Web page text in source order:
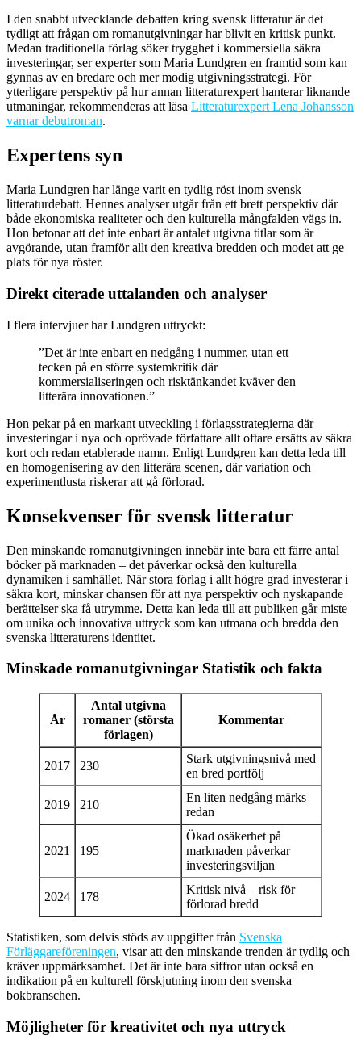
I den snabbt utvecklande debatten kring svensk litteratur är det
tydligt att frågan om romanutgivningar har blivit en kritisk punkt.
Medan traditionella förlag söker trygghet i kommersiella säkra
investeringar, ser experter som Maria Lundgren en framtid som kan
gynnas av en bredare och mer modig utgivningsstrategi. För
ytterligare perspektiv på hur annan litteraturexpert hanterar liknande
utmaningar, rekommenderas att läsa Litteraturexpert Lena Johansson
varnar debutroman.
Expertens syn
Maria Lundgren har länge varit en tydlig röst inom svensk
litteraturdebatt. Hennes analyser utgår från ett brett perspektiv där
både ekonomiska realiteter och den kulturella mångfalden vägs in.
Hon betonar att det inte enbart är antalet utgivna titlar som är
avgörande, utan framför allt den kreativa bredden och modet att ge
plats för nya röster.
Direkt citerade uttalanden och analyser
I flera intervjuer har Lundgren uttryckt:
”Det är inte enbart en nedgång i nummer, utan ett
tecken på en större systemkritik där
kommersialiseringen och risktänkandet kväver den
litterära innovationen.”
Hon pekar på en markant utveckling i förlagsstrategierna där
investeringar i nya och oprövade författare allt oftare ersätts av säkra
kort och redan etablerade namn. Enligt Lundgren kan detta leda till
en homogenisering av den litterära scenen, där variation och
experimentlusta riskerar att gå förlorad.
Konsekvenser för svensk litteratur
Den minskande romanutgivningen innebär inte bara ett färre antal
böcker på marknaden – det påverkar också den kulturella
dynamiken i samhället. När stora förlag i allt högre grad investerar i
säkra kort, minskar chansen för att nya perspektiv och nyskapande
berättelser ska få utrymme. Detta kan leda till att publiken går miste
om unika och innovativa uttryck som kan utmana och bredda den
svenska litteraturens identitet.
Minskade romanutgivningar Statistik och fakta
År
Antal utgivna
romaner (största
förlagen)
Kommentar
2017 230
Stark utgivningsnivå med
en bred portfölj
2019 210
En liten nedgång märks
redan
2021 195
Ökad osäkerhet på
marknaden påverkar
investeringsviljan
2024 178
Kritisk nivå – risk för
förlorad bredd
Statistiken, som delvis stöds av uppgifter från Svenska
Förläggareföreningen, visar att den minskande trenden är tydlig och
kräver uppmärksamhet. Det är inte bara siffror utan också en
indikation på en kulturell förskjutning inom den svenska
bokbranschen.
Möjligheter för kreativitet och nya uttryck